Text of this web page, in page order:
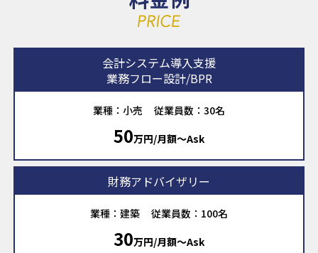
会計システム導入支援
業務フロー設計/BPR
業種：小売 従業員数：30名
50万円/月額〜Ask
財務アドバイザリー
業種：建築 従業員数：100名
30万円/月額〜Ask